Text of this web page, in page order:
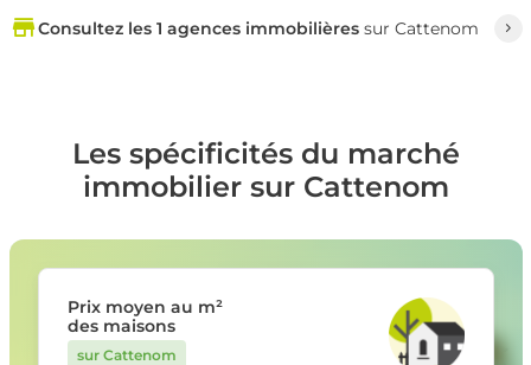
Consultez les 1 agences immobilièressur Cattenom
Les spécificités du marché
immobilier sur Cattenom
Prix moyen au m²
des maisons
sur Cattenom